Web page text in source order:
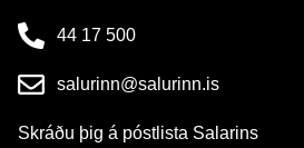
44 17 500
salurinn@salurinn.is
Skráðu þig á póstlista Salarins